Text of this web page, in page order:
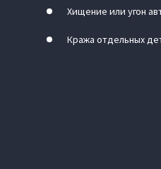
Хищение или угон
Кража отдельных